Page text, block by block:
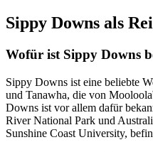
Sippy Downs als
Wofür ist Sippy Downs
Sippy Downs ist eine beliebte
und Tanawha, die von
Downs ist vor allem dafür
River National Park und
Sunshine Coast University,